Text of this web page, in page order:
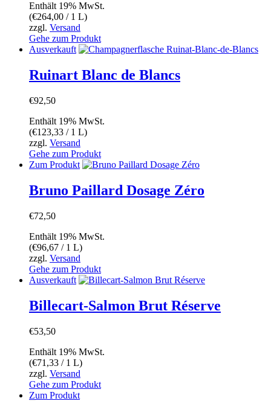
Enthält 19% MwSt.
(€264,00 / 1 L)
zzgl. Versand
Gehe zum Produkt
Ausverkauft
Ruinart Blanc de Blancs
€92,50
Enthält 19% MwSt.
(€123,33 / 1 L)
zzgl. Versand
Gehe zum Produkt
Zum Produkt
Bruno Paillard Dosage Zéro
€72,50
Enthält 19% MwSt.
(€96,67 / 1 L)
zzgl. Versand
Gehe zum Produkt
Ausverkauft
Billecart-Salmon Brut Réserve
€53,50
Enthält 19% MwSt.
(€71,33 / 1 L)
zzgl. Versand
Gehe zum Produkt
Zum Produkt